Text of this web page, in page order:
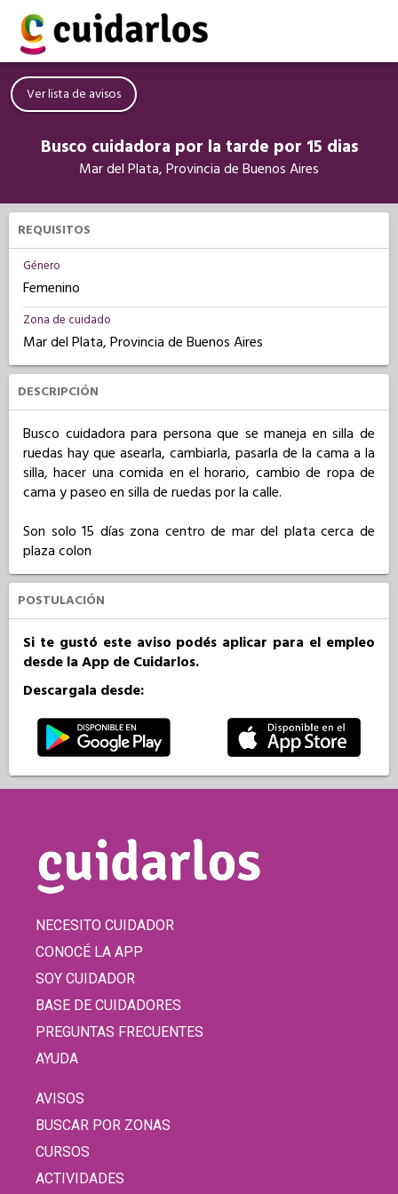
Ver lista de avisos
Busco cuidadora por la tarde por 15 dias
Mar del Plata, Provincia de Buenos Aires
REQUISITOS
Género
Femenino
Zona de cuidado
Mar del Plata, Provincia de Buenos Aires
DESCRIPCIÓN
Busco cuidadora para persona que se maneja en silla de
ruedas hay que asearla, cambiarla, pasarla de la cama a la
silla, hacer una comida en el horario, cambio de ropa de
cama y paseo en silla de ruedas por la calle.
Son solo 15 días zona centro de mar del plata cerca de
plaza colon
POSTULACIÓN
Si te gustó este aviso podés aplicar para el empleo
desde la App de Cuidarlos.
Descargala desde:
NECESITO CUIDADOR
CONOCÉ LA APP
SOY CUIDADOR
BASE DE CUIDADORES
PREGUNTAS FRECUENTES
AYUDA
AVISOS
BUSCAR POR ZONAS
CURSOS
ACTIVIDADES